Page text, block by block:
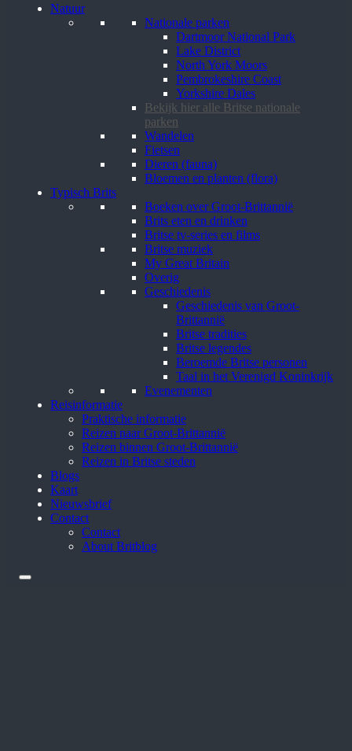
Natuur
Nationale parken
Dartmoor National Park
Lake District
North York Moors
Pembrokeshire Coast
Yorkshire Dales
Bekijk hier alle Britse nationale
parken
Wandelen
Fietsen
Dieren (fauna)
Bloemen en planten (flora)
Typisch Brits
Boeken over Groot-Brittannië
Brits eten en drinken
Britse tv-series en films
Britse muziek
My Great Britain
Overig
Geschiedenis
Geschiedenis van Groot-
Brittannië
Britse tradities
Britse legendes
Beroemde Britse personen
Taal in het Verenigd Koninkrijk
Evenementen
Reisinformatie
Praktische informatie
Reizen naar Groot-Brittannië
Reizen binnen Groot-Brittannië
Reizen in Britse steden
Blogs
Kaart
Nieuwsbrief
Contact
Contact
About Britblog